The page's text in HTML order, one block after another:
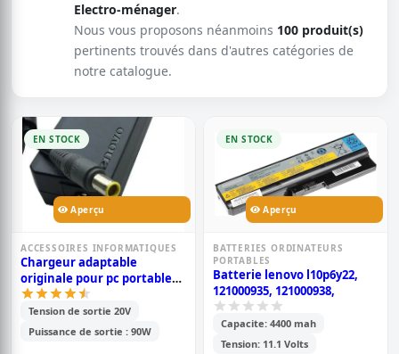
Electro-ménager.
Nous vous proposons néanmoins 100 produit(s)
pertinents trouvés dans d'autres catégories de
notre catalogue.
EN STOCK
Aperçu
ACCESSOIRES INFORMATIQUES
Chargeur adaptable
originale pour pc portable
lenovo 4.5a grand bout rond
- noir
Tension de sortie 20V
Puissance de sortie : 90W
EN STOCK
Aperçu
BATTERIES ORDINATEURS
PORTABLES
Batterie lenovo l10p6y22,
121000935, 121000938,
Capacite: 4400 mah
Tension: 11.1 Volts